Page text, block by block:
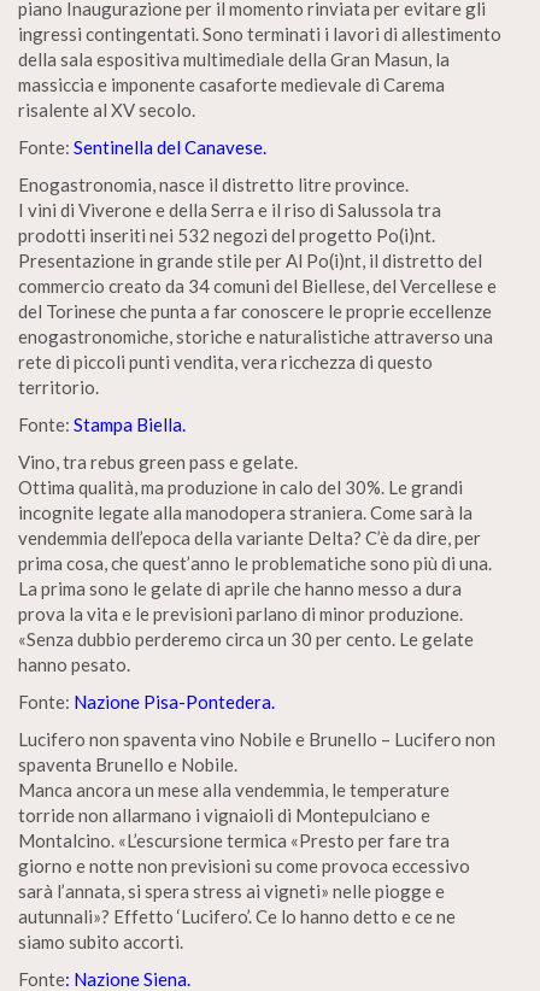
piano Inaugurazione per il momento rinviata per evitare gli
ingressi contingentati. Sono terminati i lavori di allestimento
della sala espositiva multimediale della Gran Masun, la
massiccia e imponente casaforte medievale di Carema
risalente al XV secolo.
Fonte: Sentinella del Canavese.
Enogastronomia, nasce il distretto litre province.
I vini di Viverone e della Serra e il riso di Salussola tra
prodotti inseriti nei 532 negozi del progetto Po(i)nt.
Presentazione in grande stile per Al Po(i)nt, il distretto del
commercio creato da 34 comuni del Biellese, del Vercellese e
del Torinese che punta a far conoscere le proprie eccellenze
enogastronomiche, storiche e naturalistiche attraverso una
rete di piccoli punti vendita, vera ricchezza di questo
territorio.
Fonte: Stampa Biella.
Vino, tra rebus green pass e gelate.
Ottima qualità, ma produzione in calo del 30%. Le grandi
incognite legate alla manodopera straniera. Come sarà la
vendemmia dell’epoca della variante Delta? C’è da dire, per
prima cosa, che quest’anno le problematiche sono più di una.
La prima sono le gelate di aprile che hanno messo a dura
prova la vita e le previsioni parlano di minor produzione.
«Senza dubbio perderemo circa un 30 per cento. Le gelate
hanno pesato.
Fonte: Nazione Pisa-Pontedera.
Lucifero non spaventa vino Nobile e Brunello – Lucifero non
spaventa Brunello e Nobile.
Manca ancora un mese alla vendemmia, le temperature
torride non allarmano i vignaioli di Montepulciano e
Montalcino. «L’escursione termica «Presto per fare tra
giorno e notte non previsioni su come provoca eccessivo
sarà l’annata, si spera stress ai vigneti» nelle piogge e
autunnali»? Effetto ‘Lucifero’. Ce lo hanno detto e ce ne
siamo subito accorti.
Fonte: Nazione Siena.